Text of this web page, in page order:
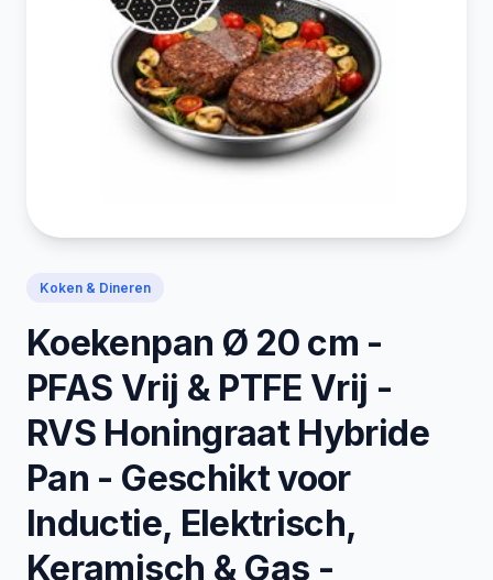
Koken & Dineren
Koekenpan Ø 20 cm -
PFAS Vrij & PTFE Vrij -
RVS Honingraat Hybride
Pan - Geschikt voor
Inductie, Elektrisch,
Keramisch & Gas -